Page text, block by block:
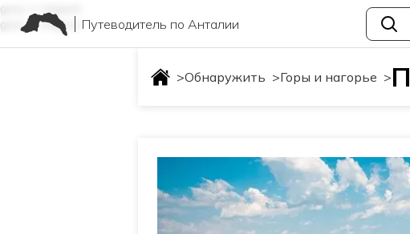
gory-i-nagore
gory-i-nagore Путеводитель по Анталии
>Обнаружить >Горы и нагорье >